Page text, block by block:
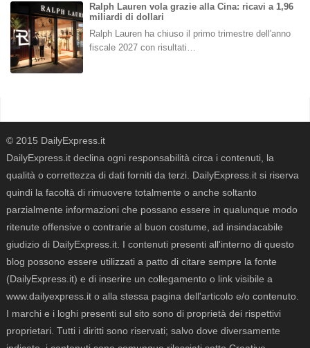
Ralph Lauren vola grazie alla Cina: ricavi a 1,96
miliardi di dollari
Ralph Lauren ha chiuso il primo trimestre dell'anno
fiscale 2027 con risultati…
© 2015 DailyExpress.it
DailyExpress.it declina ogni responsabilità circa i contenuti, la
qualità o correttezza di dati forniti da terzi. DailyExpress.it si riserva
quindi la facoltà di rimuovere totalmente o anche soltanto
parzialmente informazioni che possano essere in qualunque modo
ritenute offensive o contrarie al buon costume, ad insindacabile
giudizio di DailyExpress.it. I contenuti presenti all'interno di questo
blog possono essere utilizzati a patto di citare sempre la fonte
(DailyExpress.it) e di inserire un collegamento o link visibile a
www.dailyexpress.it o alla stessa pagina dell'articolo e/o contenuto.
I marchi e i loghi presenti sul sito sono di proprietà dei rispettivi
proprietari. Tutti i diritti sono riservati; salvo dove diversamente